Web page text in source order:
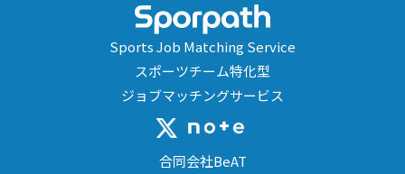
Sports Job Matching Service
スポーツチーム特化型
ジョブマッチングサービス
合同会社BeAT